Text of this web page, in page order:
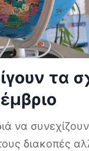
τα
να συνεχίζουν
διακοπές